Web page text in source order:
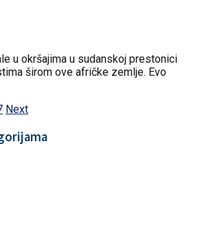
u okršajima u sudanskoj prestonici
širom ove afričke zemlje. Evo
Next